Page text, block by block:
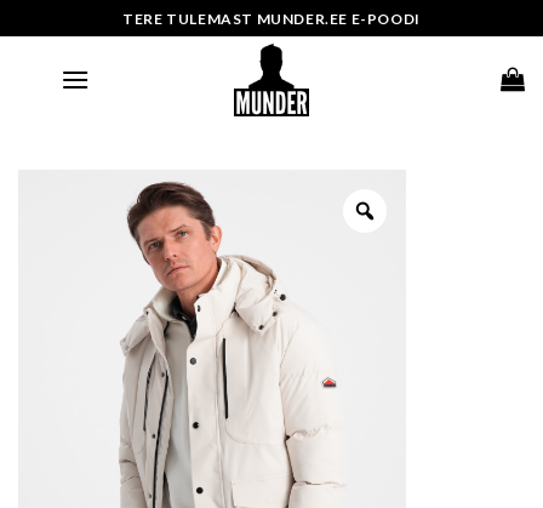
to
TERE TULEMAST MUNDER.EE E-POODI